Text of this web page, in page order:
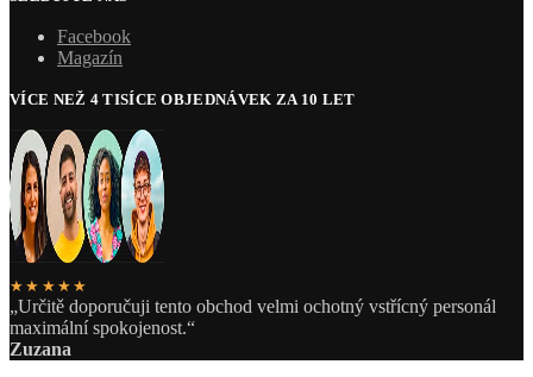
Facebook
Magazín
VÍCE NEŽ 4 TISÍCE OBJEDNÁVEK ZA 10 LET
★★★★★
„Určitě doporučuji tento obchod velmi ochotný vstřícný personál
maximální spokojenost.“
Zuzana